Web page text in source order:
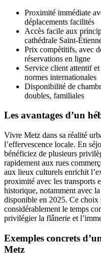
Proximité immédiate
déplacements facilités
Accès facile aux
cathédrale Saint-
Prix compétitifs, avec
réservations en ligne
Service client attentif
normes internationales
Disponibilité de
doubles, familiales
Les avantages d’un
Vivre Metz dans sa réalité
l’effervescence locale. En
bénéficiez de plusieurs
rapidement aux rues
aux lieux culturels enrichit
proximité avec les transports
historique, notamment avec
disponible en 2025. Ce choix
considérablement le temps
privilégier la flânerie et
Exemples concrets
Metz